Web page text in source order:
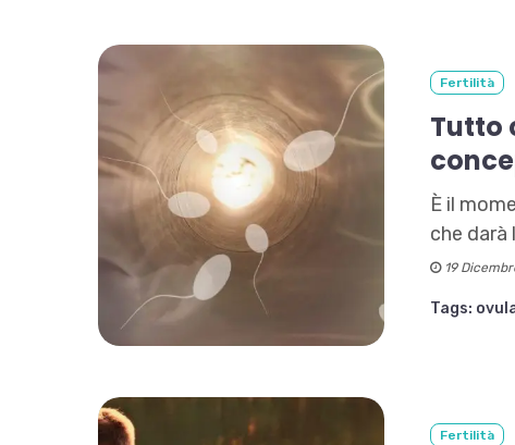
Fertilità
Tutto
È il
che
19
Tags:
Fertilità